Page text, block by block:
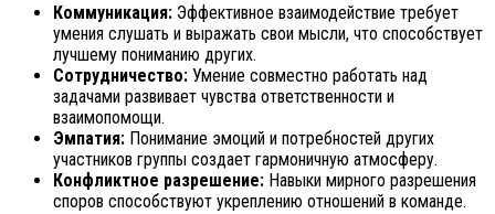
Коммуникация: Эффективное взаимодействие требует
умения слушать и выражать свои мысли, что способствует
лучшему пониманию других.
Сотрудничество: Умение совместно работать над
задачами развивает чувства ответственности и
взаимопомощи.
Эмпатия: Понимание эмоций и потребностей других
участников группы создает гармоничную атмосферу.
Конфликтное разрешение: Навыки мирного разрешения
споров способствуют укреплению отношений в команде.